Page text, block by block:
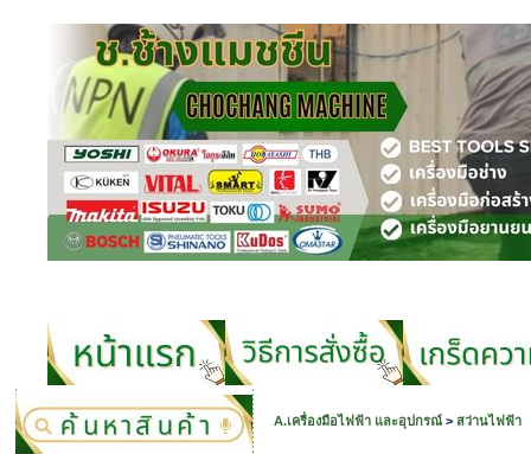
A.เครื่องมือไฟฟ้า และอุปกรณ์> สว่านไฟฟ้า